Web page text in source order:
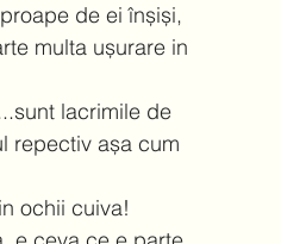
de ei înșiși,
multa ușurare in
lacrimile de
repectiv așa cum
ochii cuiva!